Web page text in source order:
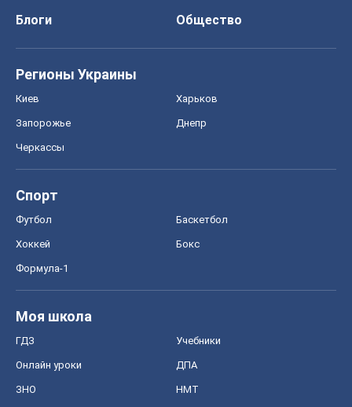
Блоги
Общество
Регионы Украины
Киев Харьков
Запорожье Днепр
Черкассы
Спорт
Футбол Баскетбол
Хоккей Бокс
Формула-1
Моя школа
ГДЗ Учебники
Онлайн уроки ДПА
ЗНО НМТ